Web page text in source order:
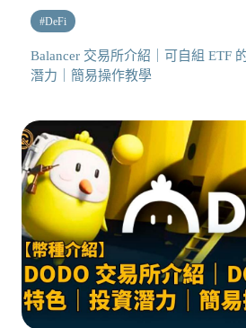
#DeFi
Balancer 交易所介紹｜可自組 ETF
潛力｜簡易操作教學